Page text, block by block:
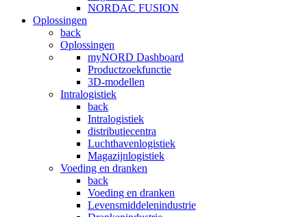
NORDAC FUSION
Oplossingen
back
Oplossingen
myNORD Dashboard
Productzoekfunctie
3D-modellen
Intralogistiek
back
Intralogistiek
distributiecentra
Luchthavenlogistiek
Magazijnlogistiek
Voeding en dranken
back
Voeding en dranken
Levensmiddelenindustrie